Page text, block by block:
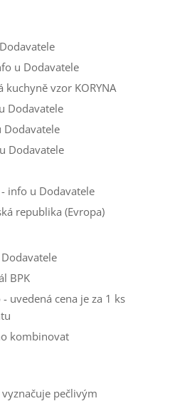
u Dodavatele
kuchyně vzor KORYNA
Dodavatele
Dodavatele
Dodavatele
- info u Dodavatele
republika (Evropa)
BPK
- uvedená cena je za 1 ks
kombinovat
vyznačuje pečlivým